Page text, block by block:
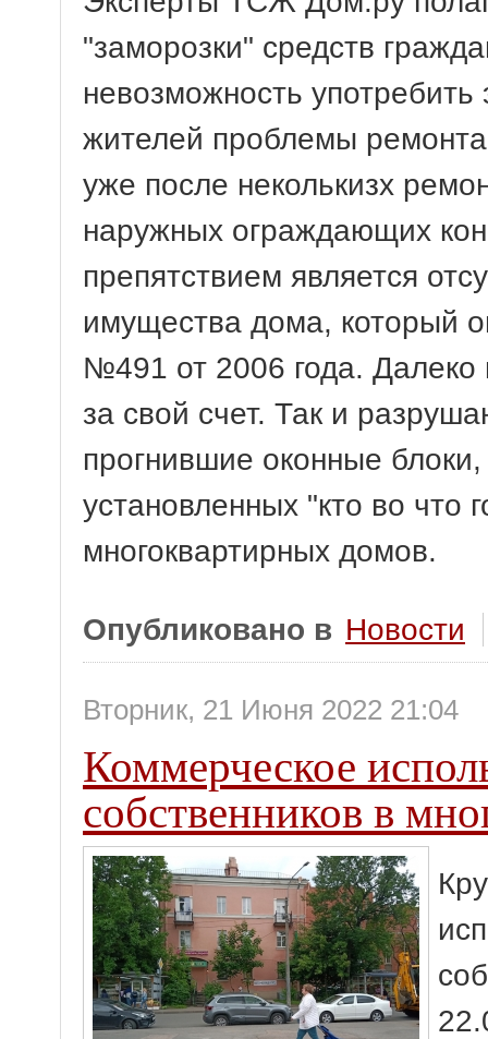
"заморозки" средств
невозможность употребить
жителей проблемы
уже после неколькизх
наружных ограждающих
препятствием является
имущества дома, который
№491 от 2006 года. Далеко
за свой счет. Так и
прогнившие оконные
установленных "кто во что
многоквартирных домов.
Опубликовано в Новости
Вторник, 21 Июня 2022 21:04
Коммерческое
собственников в